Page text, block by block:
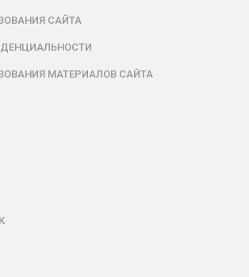
САЙТА
МАТЕРИАЛОВ САЙТА